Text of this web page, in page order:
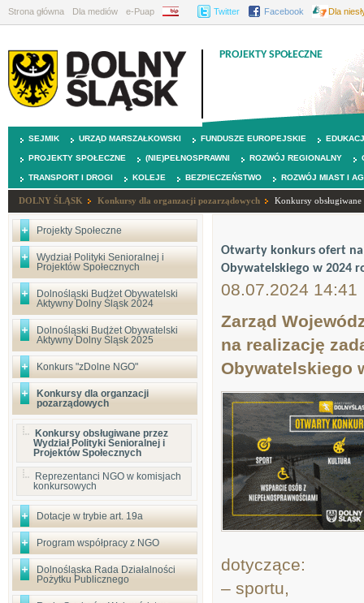
Strona główna Dla mediów e-Puap BIP Twitter Facebook Dla
PROJEKTY SPOŁECZNE
SEJMIK URZĄD MARSZAŁKOWSKI FUNDUSZE EUROPEJSKIE
PROJEKTY SPOŁECZNE (NIE)PEŁNOSPRAWNI ROZWÓJ REGIONALNY
TRANSPORT I DROGI KOLEJE BEZPIECZEŃSTWO ROZWÓJ MIAST I
DOLNY ŚLĄSK Konkursy dla organzacji pozarządowych Konkursy
Projekty Społeczne
Wydział Polityki Senioralnej i
Projektów Społecznych
Dolnośląski Budżet Obywatelski
Aktywny Dolny Śląsk 2024
Dolnośląski Budżet Obywatelski
Aktywny Dolny Śląsk 2025
Konkurs "zDolne NGO"
Konkursy dla organzacji
pozarządowych
Konkursy obsługiwane przez
Wydział Polityki Senioralnej i
Projektów Społecznych
Reprezentanci NGO w komisjach
konkursowych
Dotacje w trybie art. 19a
Program współpracy z NGO
Dolnośląska Rada Działalności
Pożytku Publicznego
Otwarty konkurs ofert na
Obywatelskiego w 2024
08.07.2024 14:41
Zarząd
na realizację
Obywatelskiego
dotyczące:
– sportu,